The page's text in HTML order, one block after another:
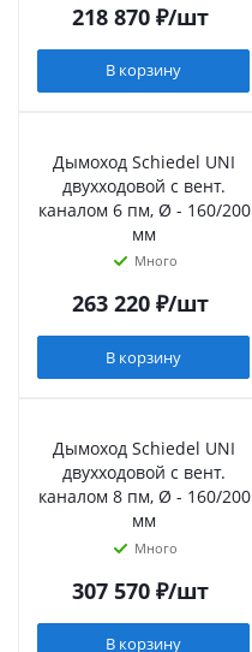
218 870₽/шт
В корзину
Дымоход Schiedel UNI
двухходовой с вент.
каналом 6 пм, Ø - 160/200
мм
Много
263 220₽/шт
В корзину
Дымоход Schiedel UNI
двухходовой с вент.
каналом 8 пм, Ø - 160/200
мм
Много
307 570₽/шт
В корзину